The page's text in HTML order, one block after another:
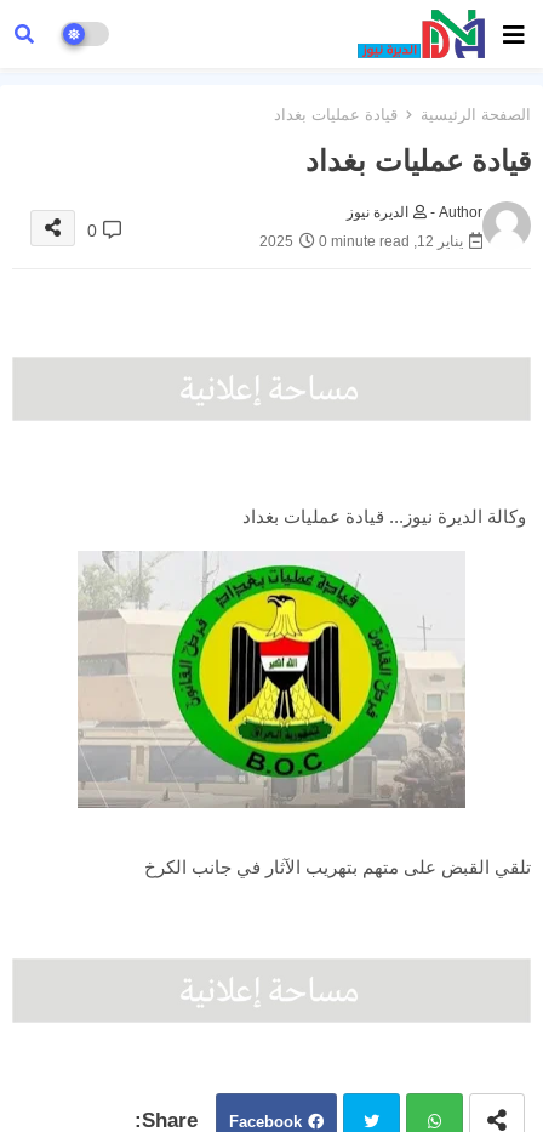
الصفحة الرئيسية قيادة عمليات بغداد
قيادة عمليات بغداد
Author -
الديرة نيوز
يناير 12, 2025
0 minute read
0
وكالة الديرة نيوز... قيادة عمليات بغداد
تلقي القبض على متهم بتهريب الآثار في جانب الكرخ
Facebook